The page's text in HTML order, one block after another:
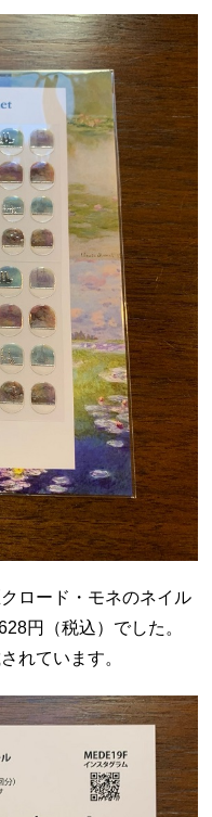
ロード・モネのネイル
円（税込）でした。
れています。